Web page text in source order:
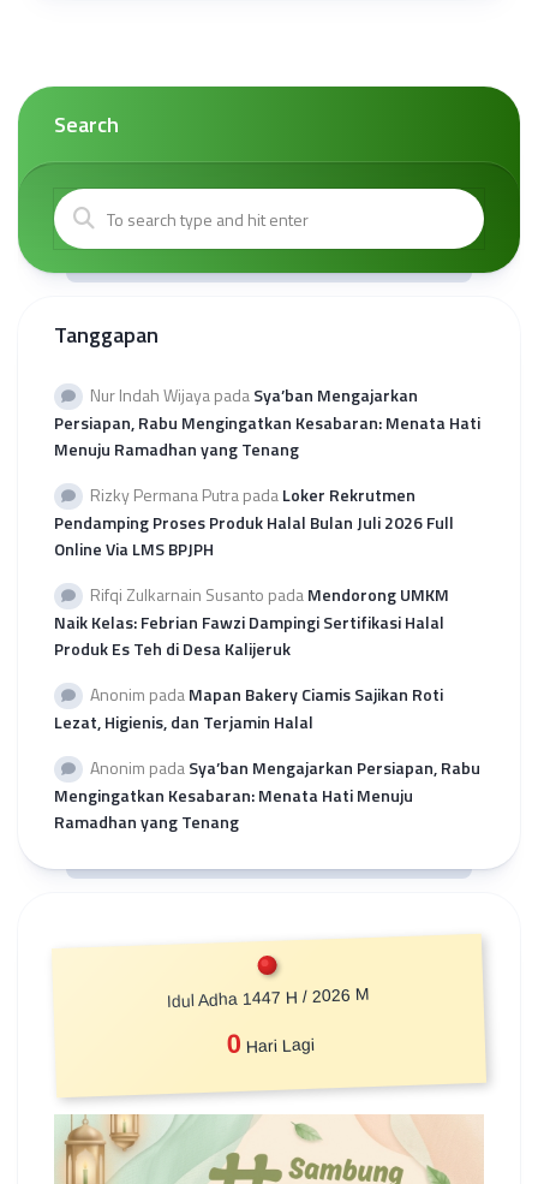
Search
Tanggapan
Nur Indah WijayapadaSya’ban Mengajarkan
Persiapan, Rabu Mengingatkan Kesabaran: Menata Hati
Menuju Ramadhan yang Tenang
Rizky Permana PutrapadaLoker Rekrutmen
Pendamping Proses Produk Halal Bulan Juli 2026 Full
Online Via LMS BPJPH
Rifqi Zulkarnain Susanto padaMendorong UMKM
Naik Kelas: Febrian Fawzi Dampingi Sertifikasi Halal
Produk Es Teh di Desa Kalijeruk
Anonim padaMapan Bakery Ciamis Sajikan Roti
Lezat, Higienis, dan Terjamin Halal
Anonim padaSya’ban Mengajarkan Persiapan, Rabu
Mengingatkan Kesabaran: Menata Hati Menuju
Ramadhan yang Tenang
Idul Adha 1447 H / 2026 M
0 Hari Lagi